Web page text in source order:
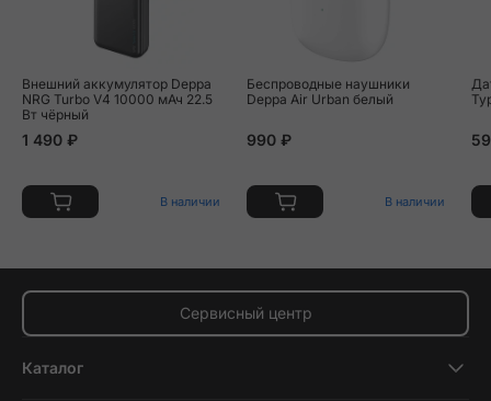
Внешний аккумулятор Deppa
NRG Turbo V4 10000 мАч 22.5
Вт чёрный
1 490 ₽
В наличии
Беспроводные наушники
Deppa Air Urban белый
990 ₽
В наличии
Сервисный центр
Каталог